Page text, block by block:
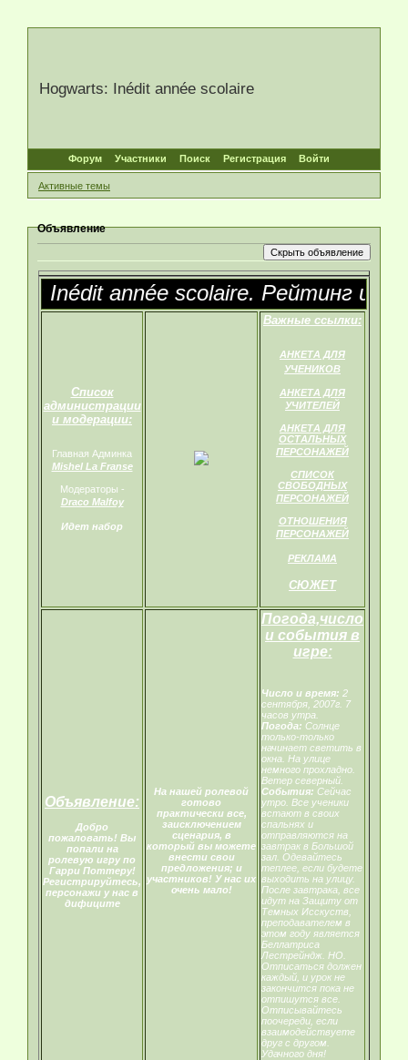
Hogwarts: Inédit année scolaire
Форум Участники Поиск Регистрация Войти
Активные темы
Объявление
Inédit année scolaire. Рейтинг
Список
администрации
и модерации:
Главная Админка
Mishel La Franse
Модераторы -
Draco Malfoy
Идет набор
Важные ссылки:
АНКЕТА ДЛЯ
УЧЕНИКОВ
АНКЕТА ДЛЯ
УЧИТЕЛЕЙ
АНКЕТА ДЛЯ
ОСТАЛЬНЫХ
ПЕРСОНАЖЕЙ
СПИСОК
СВОБОДНЫХ
ПЕРСОНАЖЕЙ
ОТНОШЕНИЯ
ПЕРСОНАЖЕЙ
РЕКЛАМА
СЮЖЕТ
Объявление:
Добро
пожаловать! Вы
попали на
ролевую игру по
Гарри Поттеру!
Регистрируйтесь,
персонажи у нас в
дифиците
На нашей ролевой
готово
практически все,
заисключением
сценария, в
который вы можете
внести свои
предложения; и
участников! У нас их
очень мало!
Погода,число
и события в
игре:
Число и время: 2
сентября, 2007г. 7
часов утра.
Погода: Солнце
только-только
начинает светить в
окна. На улице
немного прохладно.
Ветер северный.
События: Сейчас
утро. Все ученики
встают в своих
спальнях и
отправляются на
завтрак в Большой
зал. Одевайтесь
теплее, если будете
выходить на улицу.
После завтрака, все
идут на Защиту от
Темных Исскуств,
преподавателем в
этом году является
Беллатриса
Лестрейндж. НО.
Отписаться должен
каждый, и урок не
закончится пока не
отпишутся все.
Отписывайтесь
поочереди, если
взаимодействуете
друг с другом.
Удачного дня!